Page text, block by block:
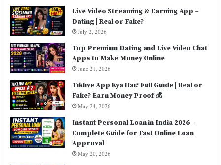
Live Video Streaming & Earning App –
Dating | Real or Fake?
July 2, 2026
Top Premium Dating and Live Video Chat
Apps to Make Money Online
June 21, 2026
Tiklive App Kya Hai? Full Guide | Real or
Fake? Earn Money Proof 💰
May 24, 2026
Instant Personal Loan in India 2026 –
Complete Guide for Fast Online Loan
Approval
May 20, 2026